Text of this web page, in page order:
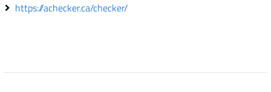
https://achecker.ca/checker/